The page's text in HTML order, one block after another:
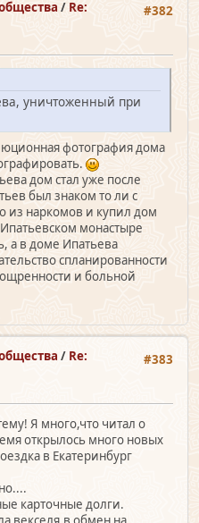
#382
/ Re:
уничтоженный при
фотография дома
дом стал уже после
был знаком то ли с
из наркомов и купил дом
монастыре
а в доме Ипатьева
спланированности
и больной
#383
/ Re:
Я много,что читал о
открылось много новых
в Екатеринбург
карточные долги.